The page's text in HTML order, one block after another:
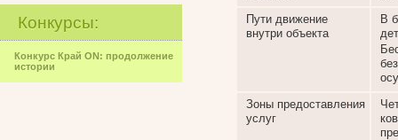
Конкурсы:
Конкурс Край ON: продолжение
истории
Пути движение
внутри объекта
В
Зоны предоставления
услуг